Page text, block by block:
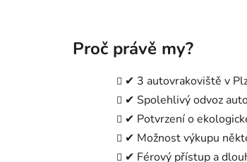
Proč právě my?
✔ 3 autovrakoviště v
✔ Spolehlivý odvoz
✔ Potvrzení o
✔ Možnost výkupu
✔ Férový přístup a